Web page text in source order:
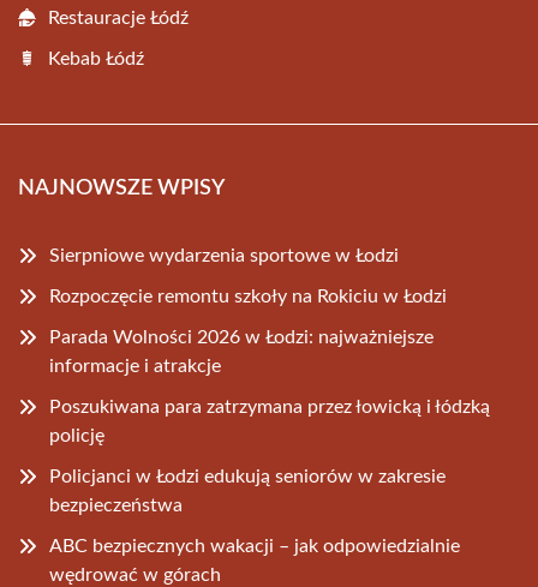
Restauracje Łódź
Kebab Łódź
NAJNOWSZE WPISY
Sierpniowe wydarzenia sportowe w Łodzi
Rozpoczęcie remontu szkoły na Rokiciu w Łodzi
Parada Wolności 2026 w Łodzi: najważniejsze
informacje i atrakcje
Poszukiwana para zatrzymana przez łowicką i łódzką
policję
Policjanci w Łodzi edukują seniorów w zakresie
bezpieczeństwa
ABC bezpiecznych wakacji – jak odpowiedzialnie
wędrować w górach